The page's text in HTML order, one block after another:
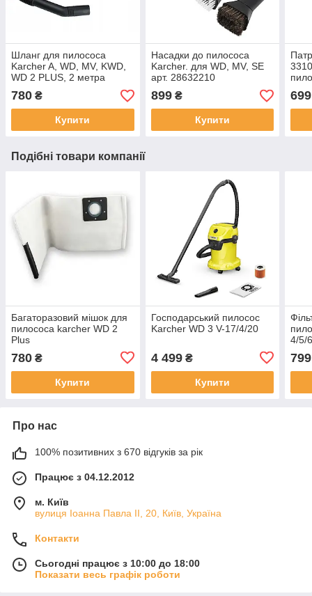
Шланг для пилососа
Karcher A, WD, MV, KWD,
WD 2 PLUS, 2 метра
780 ₴
Купити
Насадки до пилососа
Karcher. для WD, MV, SE
арт. 28632210
899₴
Купити
NT
699
Подібні товари компанії
Багаторазовий мішок для
пилососа karcher WD 2
Plus
780 ₴
Купити
Господарський пилосос
Karcher WD 3 V-17/4/20
4 499₴
Купити
4/5/
799
Про нас
100% позитивних з 670 відгуків за рік
Працює з 04.12.2012
м. Київ
вулиця Іоанна Павла ІІ, 20, Київ, Україна
Контакти
Сьогодні працює з 10:00 до 18:00
Показати весь графік роботи